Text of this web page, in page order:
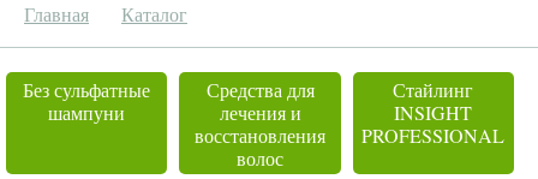
Главная Каталог
Без сульфатные
шампуни
Средства для
лечения и
восстановления
волос
Стайлинг
INSIGHT
PROFESSIONAL